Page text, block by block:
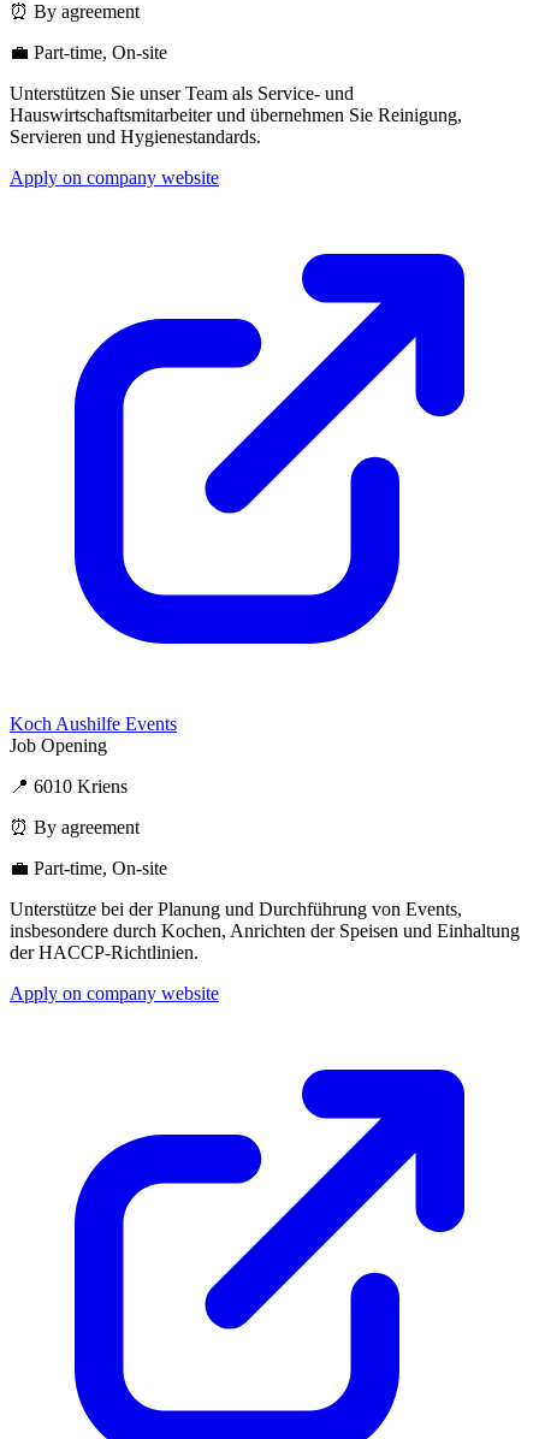
⏰ By agreement
💼 Part-time, On-site
Unterstützen Sie unser Team als Service- und
Hauswirtschaftsmitarbeiter und übernehmen Sie Reinigung,
Servieren und Hygienestandards.
Apply on company website
Koch Aushilfe Events
Job Opening
📍 6010 Kriens
⏰ By agreement
💼 Part-time, On-site
Unterstütze bei der Planung und Durchführung von Events,
insbesondere durch Kochen, Anrichten der Speisen und Einhaltung
der HACCP-Richtlinien.
Apply on company website